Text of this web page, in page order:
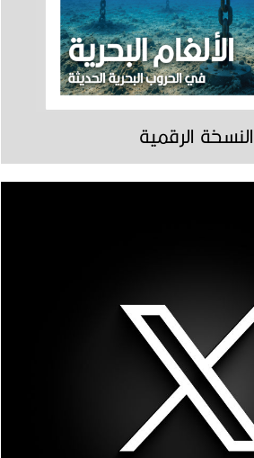
النسخة الرقمية